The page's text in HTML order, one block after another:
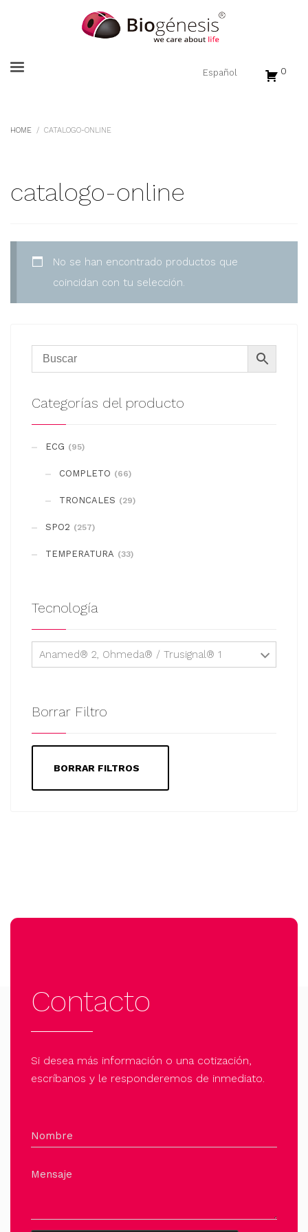
0
HOME CATALOGO-ONLINE
catalogo-online
No se han encontrado productos que
coincidan con tu selección.
Categorías del producto
ECG (95)
COMPLETO (66)
TRONCALES (29)
SPO2 (257)
TEMPERATURA (33)
Tecnología
Anamed® 2, Ohmeda® / Trusignal® 1
Borrar Filtro
BORRAR FILTROS
Contacto
Si desea más información o una cotización,
escríbanos y le responderemos de inmediato.
Nombre
Mensaje